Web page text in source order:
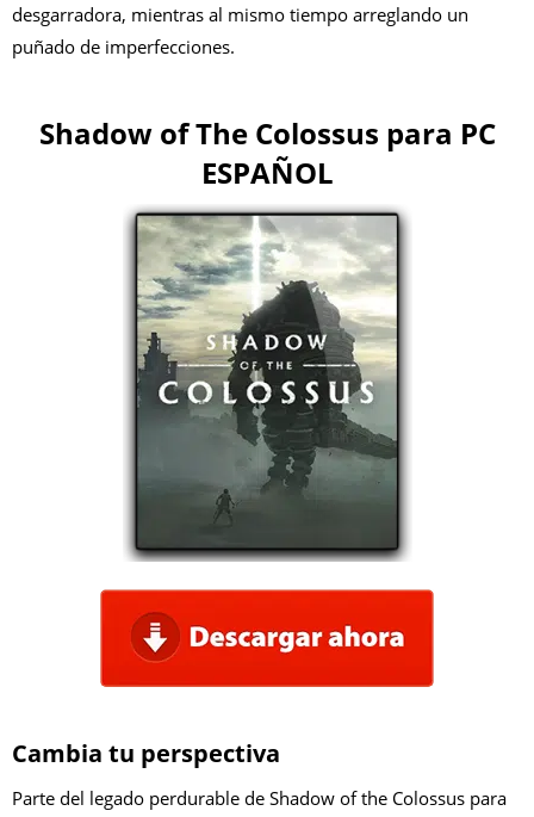
desgarradora, mientras al mismo tiempo arreglando un
puñado de imperfecciones.
Shadow of The Colossus para PC
ESPAÑOL
Cambia tu perspectiva
Parte del legado perdurable de Shadow of the Colossus para